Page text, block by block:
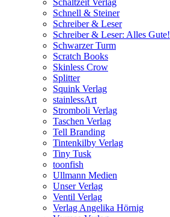
Schaltzeit Verlag
Schnell & Steiner
Schreiber & Leser
Schreiber & Leser: Alles Gute!
Schwarzer Turm
Scratch Books
Skinless Crow
Splitter
Squink Verlag
stainlessArt
Stromboli Verlag
Taschen Verlag
Tell Branding
Tintenkilby Verlag
Tiny Tusk
toonfish
Ullmann Medien
Unser Verlag
Ventil Verlag
Verlag Angelika Hörnig